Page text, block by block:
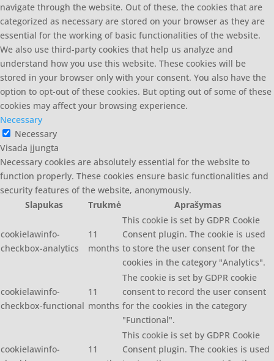
navigate through the website. Out of these, the cookies that are
categorized as necessary are stored on your browser as they are
essential for the working of basic functionalities of the website.
We also use third-party cookies that help us analyze and
understand how you use this website. These cookies will be
stored in your browser only with your consent. You also have the
option to opt-out of these cookies. But opting out of some of these
cookies may affect your browsing experience.
Necessary
Necessary
Visada įjungta
Necessary cookies are absolutely essential for the website to
function properly. These cookies ensure basic functionalities and
security features of the website, anonymously.
Slapukas
Trukmė Aprašymas
cookielawinfo-
checkbox-analytics
11
months
This cookie is set by GDPR Cookie
Consent plugin. The cookie is used
to store the user consent for the
cookies in the category "Analytics".
cookielawinfo-
checkbox-functional
11
months
The cookie is set by GDPR cookie
consent to record the user consent
for the cookies in the category
"Functional".
cookielawinfo-
11
This cookie is set by GDPR Cookie
Consent plugin. The cookies is used